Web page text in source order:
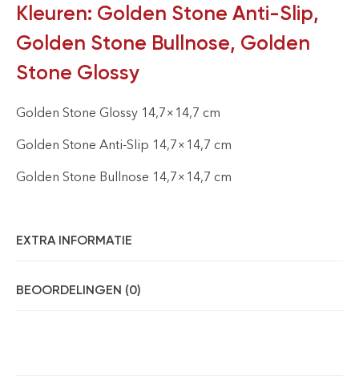
Kleuren: Golden Stone Anti-Slip,
Golden Stone Bullnose, Golden
Stone Glossy
Golden Stone Glossy 14,7×14,7 cm
Golden Stone Anti-Slip 14,7×14,7 cm
Golden Stone Bullnose 14,7×14,7 cm
EXTRA INFORMATIE
BEOORDELINGEN (0)